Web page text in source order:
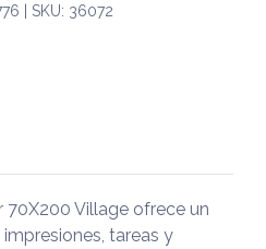
| SKU: 36072
Village ofrece un
tareas y